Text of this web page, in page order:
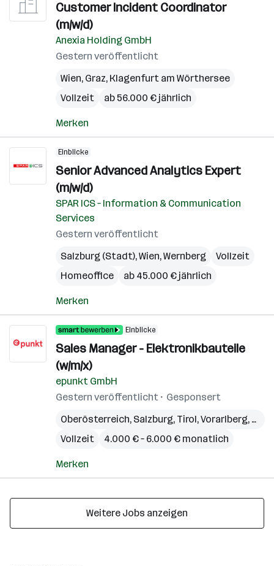
Customer Incident Coordinator
(m/w/d)
Anexia Holding GmbH
Gestern veröffentlicht
Wien, Graz, Klagenfurt am Wörthersee
Vollzeit
ab 56.000 € jährlich
Merken
Einblicke
Senior Advanced Analytics Expert
(m/w/d)
SPAR ICS – Information & Communication
Services
Gestern veröffentlicht
Salzburg (Stadt),Wien,Wernberg
Vollzeit
Homeoffice
ab 45.000 € jährlich
Merken
Einblicke
Sales Manager - Elektronikbauteile
(w/m/x)
epunkt GmbH
Gestern veröffentlicht
Gesponsert
Oberösterreich, Salzburg, Tirol,Vorarlberg,
Vollzeit
4.000 € – 6.000 € monatlich
Merken
Weitere Jobs anzeigen